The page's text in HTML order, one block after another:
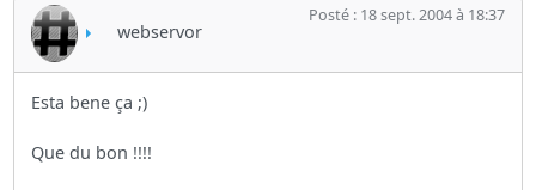
webservor
Posté : 18 sept. 2004 à 18:37
Esta bene ça ;)
Que du bon !!!!